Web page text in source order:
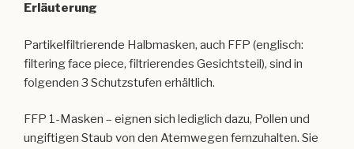
Erläuterung
Partikelfiltrierende Halbmasken, auch FFP (englisch:
filtering face piece, filtrierendes Gesichtsteil), sind in
folgenden 3 Schutzstufen erhältlich.
FFP 1-Masken – eignen sich lediglich dazu, Pollen und
ungiftigen Staub von den Atemwegen fernzuhalten. Sie